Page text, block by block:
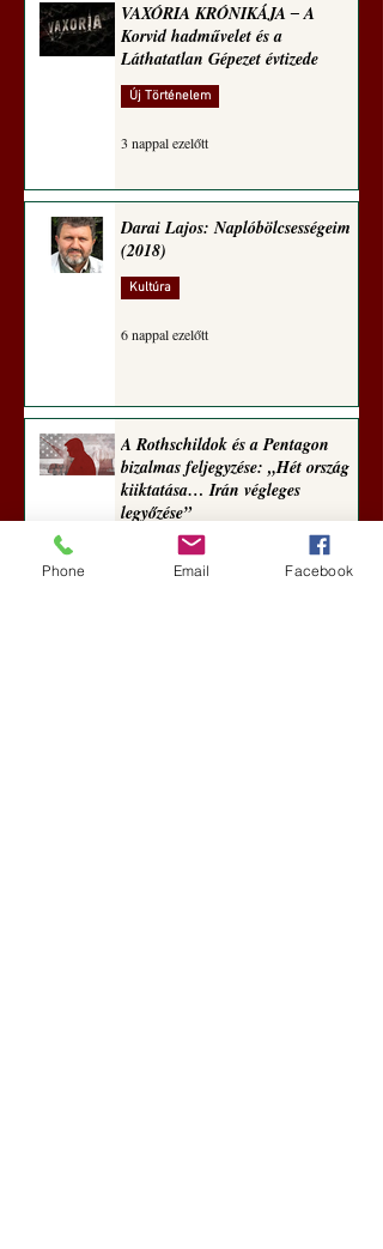
VAXÓRIA KRÓNIKÁJA ‒ A
Korvid hadművelet és a
Láthatatlan Gépezet évtizede
Új Történelem
3 nappal ezelőtt
Darai Lajos: Naplóbölcsességeim
(2018)
Kultúra
6 nappal ezelőtt
A Rothschildok és a Pentagon
bizalmas feljegyzése: „Hét ország
kiiktatása… Irán végleges
legyőzése”
Új Történelem
Phone Email Facebook